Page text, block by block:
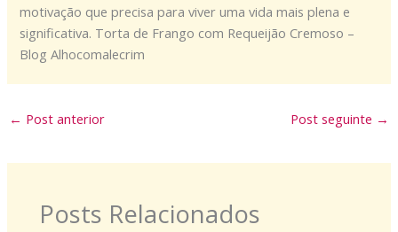
motivação que precisa para viver uma vida mais plena e
significativa. Torta de Frango com Requeijão Cremoso –
Blog Alhocomalecrim
← Post anterior Post seguinte →
Posts Relacionados